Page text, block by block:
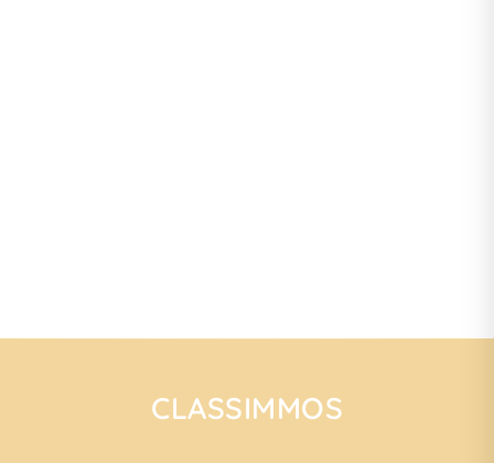
CLASSIMMOS